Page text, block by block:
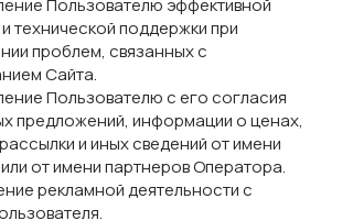
Пользователю эффективной
технической поддержки при
проблем, связанных с
Сайта.
Пользователю с его согласия
предложений, информации о ценах,
и иных сведений от имени
от имени партнеров Оператора.
рекламной деятельности с